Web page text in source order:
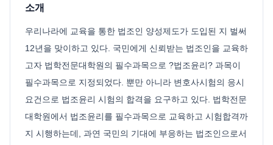
소개
우리나라에 교육을 통한 법조인 양성제도가 도입된 지 벌써
12년을 맞이하고 있다. 국민에게 신뢰받는 법조인을 교육하
고자 법학전문대학원의 필수과목으로 ?법조윤리? 과목이
필수과목으로 지정되었다. 뿐만 아니라 변호사시험의 응시
요건으로 법조윤리 시험의 합격을 요구하고 있다. 법학전문
대학원에서 법조윤리를 필수과목으로 교육하고 시험합격까
지 시행하는데, 과연 국민의 기대에 부응하는 법조인으로서